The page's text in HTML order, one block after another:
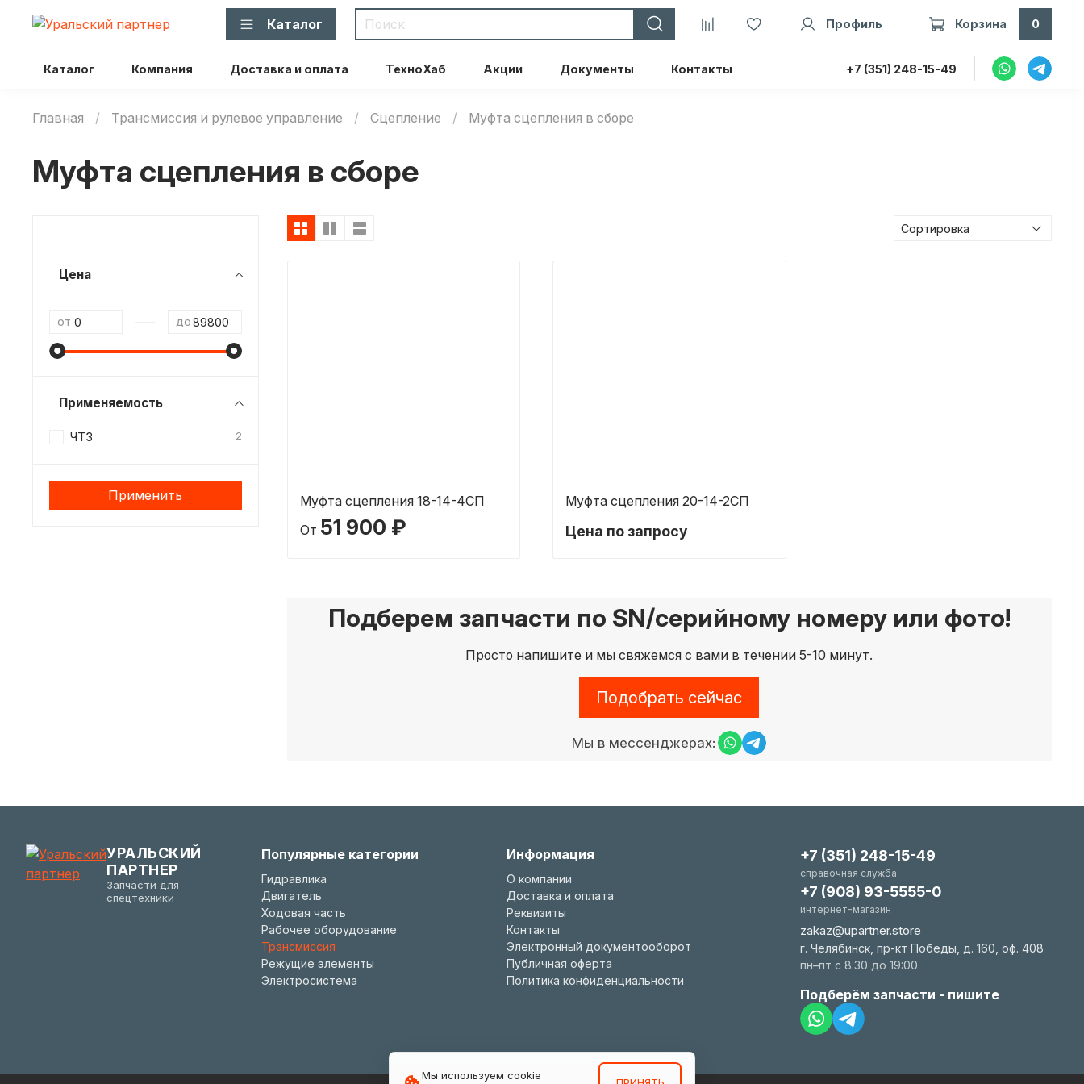
Каталог Компания Доставка и оплата ТехноХаб Акции Документы Контакты +7 (351) 248-15-49
Каталог Профиль Корзина 0
Главная Трансмиссия и рулевое управление Сцепление Муфта сцепления в сборе
Муфта сцепления в сборе
Муфта сцепления 18-14-4СП
От 51 900 ₽
Муфта сцепления 20-14-2СП
Цена по запросу
Подберем запчасти по SN/серийному номеру или фото!
Просто напишите и мы свяжемся с вами в течении 5-10 минут.
Подобрать сейчас
Мы в мессенджерах:
Цена
от до
Применяемость
ЧТЗ 2
Применить
УРАЛЬСКИЙ
ПАРТНЕР
Запчасти для
спецтехники
Популярные категории
Гидравлика
Двигатель
Ходовая часть
Рабочее оборудование
Трансмиссия
Режущие элементы
Электросистема
Информация
О компании
Доставка и оплата
Реквизиты
Контакты
Электронный документооборот
Публичная оферта
Политика конфиденциальности
+7 (351) 248-15-49
справочная служба
+7 (908) 93-5555-0
интернет-магазин
zakaz@upartner.store
г. Челябинск, пр-кт Победы, д. 160, оф. 408
пн–пт с 8:30 до 19:00
Подберём запчасти - пишите
Мы используем cookie